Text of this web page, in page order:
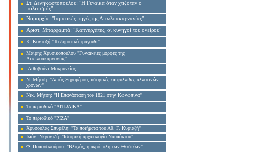
Στ. Δεληκωστόπουλου: "Η Γυναίκα όταν χτιζόταν ο
πολιτισμός"
Νομαρχία: "Ιαματικές πηγές της Αιτωλοακαρνανίας"
Αριστ. Μπαρχαμπά: "Καπνεργάτες, οι κυνηγοί του ονείρου"
Κ. Κονταξή "Το δημοτικό τραγούδι"
Μαίρης Χρυσικοπούλου "Γυναικείες μορφές της
Αιτωλοακαρνανίας"
Λιθοβούνι Μακρυνείας
Ν. Μήτση: "Αετός Ξηρομέρου, ιστορικές επιφυλλίδες αλλοτινών
χρόνων"
Νικ. Μήτση: "Η Επανάσταση του 1821 στην Κωνωπίνα"
Το περιοδικό "ΑΙΤΩΛΙΚΑ"
Το περιοδικό "ΡΙΖΑ"
Χρυσούλας Σπυρέλη: "Τα ποιήματα του Αθ. Γ. Κυριαζή"
Ιωάν. Νεραντζή: "Ιστορική αρχαιολογία Ναυπάκτου"
Φ. Παπασαλούρου: "Βλοχός, η ακρόπολη των Θεστιέων"